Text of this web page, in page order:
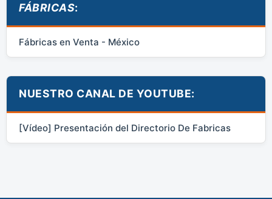
FÁBRICAS:
Fábricas en Venta - México
NUESTRO CANAL DE YOUTUBE:
[Vídeo] Presentación del Directorio De Fabricas